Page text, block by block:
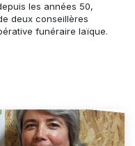
les années 50,
deux conseillères
funéraire laïque.